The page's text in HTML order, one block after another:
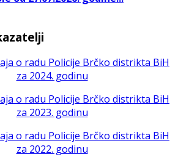
o radu Policije Brčko distrikta BiH
za 2024. godinu
o radu Policije Brčko distrikta BiH
za 2023. godinu
o radu Policije Brčko distrikta BiH
za 2022. godinu